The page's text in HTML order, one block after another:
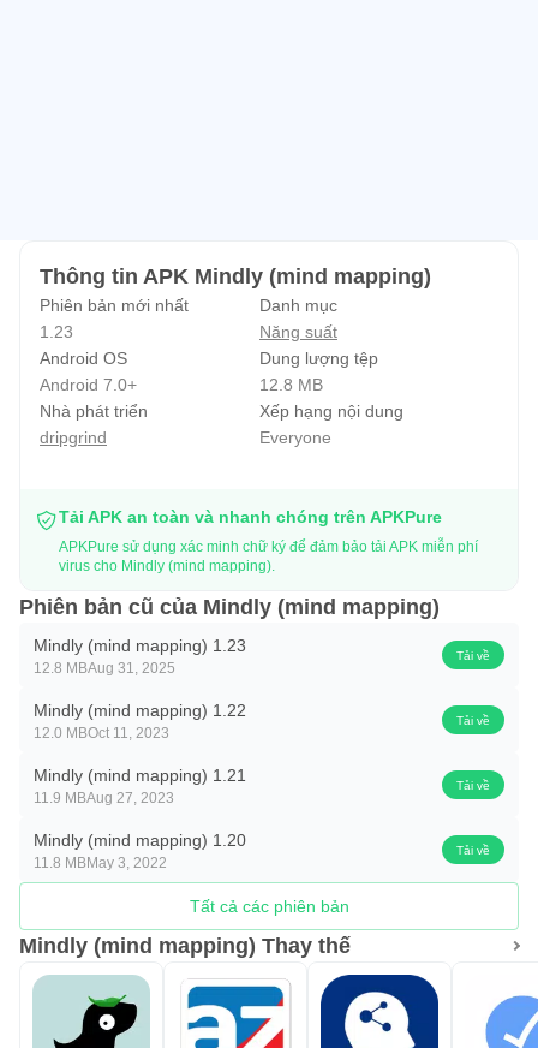
Thông tin APK Mindly (mind mapping)
Phiên bản mới nhất
1.23
Danh mục
Năng suất
Android OS
Android 7.0+
Dung lượng tệp
12.8 MB
Nhà phát triển
dripgrind
Xếp hạng nội dung
Everyone
Tải APK an toàn và nhanh chóng trên APKPure
APKPure sử dụng xác minh chữ ký để đảm bảo tải APK miễn phí
virus cho Mindly (mind mapping).
Phiên bản cũ của Mindly (mind mapping)
Mindly (mind mapping) 1.23
12.8 MBAug 31, 2025
Tải về
Mindly (mind mapping) 1.22
12.0 MBOct 11, 2023
Tải về
Mindly (mind mapping) 1.21
11.9 MBAug 27, 2023
Tải về
Mindly (mind mapping) 1.20
11.8 MBMay 3, 2022
Tải về
Tất cả các phiên bản
Mindly (mind mapping) Thay thế